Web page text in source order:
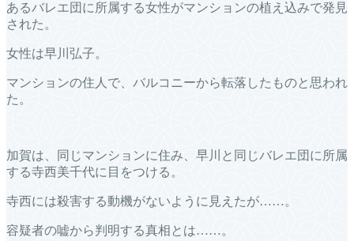
あるバレエ団に所属する女性がマンションの植え込みで発見
された。
女性は早川弘子。
マンションの住人で、バルコニーから転落したものと思われ
た。
加賀は、同じマンションに住み、早川と同じバレエ団に所属
する寺西美千代に目をつける。
寺西には殺害する動機がないように見えたが……。
容疑者の嘘から判明する真相とは……。